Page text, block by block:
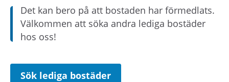
i
l
Det kan bero på att bostaden har förmedlats.
Välkommen att söka andra lediga bostäder
hos oss!
Sök lediga bostäder